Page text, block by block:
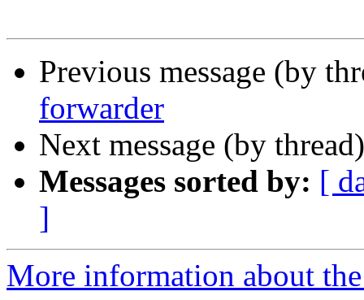
Previous message (by
forwarder
Next message (by
Messages sorted by: [
]
More information about